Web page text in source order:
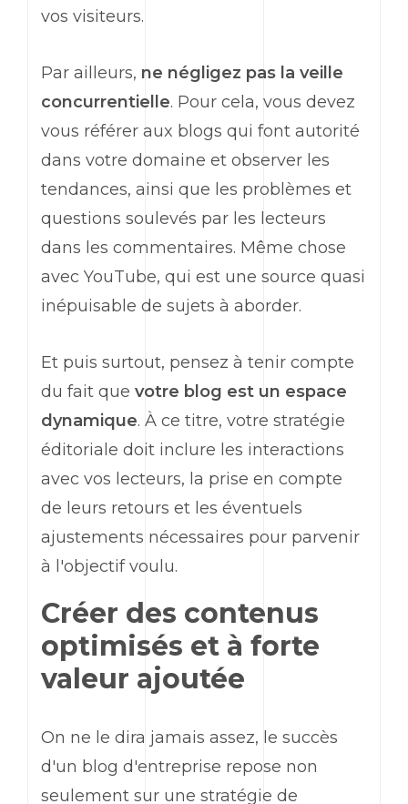
vos visiteurs.
Par ailleurs, ne négligez pas la veille
concurrentielle. Pour cela, vous devez
vous référer aux blogs qui font autorité
dans votre domaine et observer les
tendances, ainsi que les problèmes et
questions soulevés par les lecteurs
dans les commentaires. Même chose
avec YouTube, qui est une source quasi
inépuisable de sujets à aborder.
Et puis surtout, pensez à tenir compte
du fait que votre blog est un espace
dynamique. À ce titre, votre stratégie
éditoriale doit inclure les interactions
avec vos lecteurs, la prise en compte
de leurs retours et les éventuels
ajustements nécessaires pour parvenir
à l'objectif voulu.
Créer des contenus
optimisés et à forte
valeur ajoutée
On ne le dira jamais assez, le succès
d'un blog d'entreprise repose non
seulement sur une stratégie de